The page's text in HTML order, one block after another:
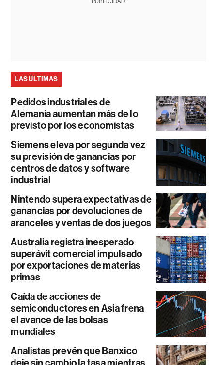
PUBLICIDAD
LAS ÚLTIMAS
Pedidos industriales de
Alemania aumentan más de lo
previsto por los economistas
Siemens eleva por segunda vez
su previsión de ganancias por
centros de datos y software
industrial
Nintendo supera expectativas de
ganancias por devoluciones de
aranceles y ventas de dos juegos
Australia registra inesperado
superávit comercial impulsado
por exportaciones de materias
primas
Caída de acciones de
semiconductores en Asia frena
el avance de las bolsas
mundiales
Analistas prevén que Banxico
deje sin cambio la tasa mientras